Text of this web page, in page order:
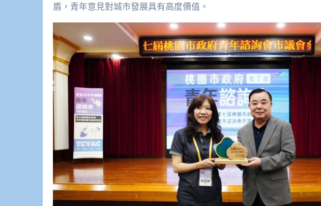
盾，青年意見對城市發展具有高度價值。